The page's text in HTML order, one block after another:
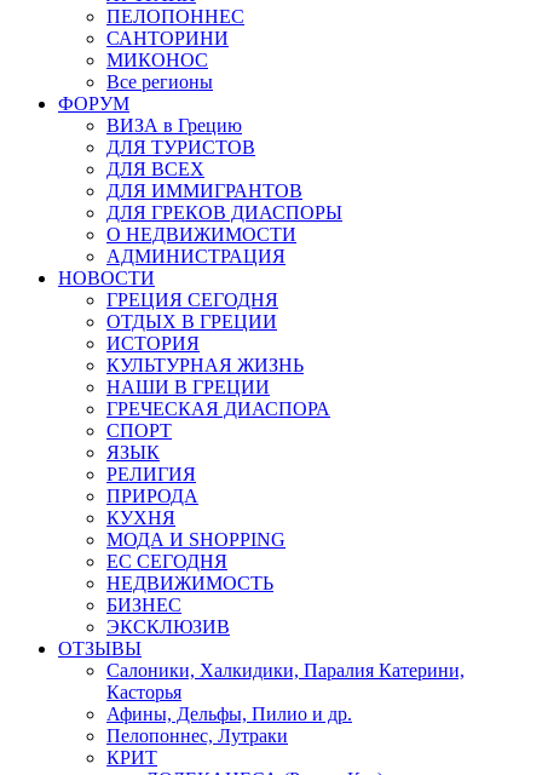
ПЕЛОПОННЕС
САНТОРИНИ
МИКОНОС
Все регионы
ФОРУМ
ВИЗА в Грецию
ДЛЯ ТУРИСТОВ
ДЛЯ ВСЕХ
ДЛЯ ИММИГРАНТОВ
ДЛЯ ГРЕКОВ ДИАСПОРЫ
О НЕДВИЖИМОСТИ
АДМИНИСТРАЦИЯ
НОВОСТИ
ГРЕЦИЯ СЕГОДНЯ
ОТДЫХ В ГРЕЦИИ
ИСТОРИЯ
КУЛЬТУРНАЯ ЖИЗНЬ
НАШИ В ГРЕЦИИ
ГРЕЧЕСКАЯ ДИАСПОРА
СПОРТ
ЯЗЫК
РЕЛИГИЯ
ПРИРОДА
КУХНЯ
МОДА И SHOPPING
ЕС СЕГОДНЯ
НЕДВИЖИМОСТЬ
БИЗНЕС
ЭКСКЛЮЗИВ
ОТЗЫВЫ
Салоники, Халкидики, Паралия Катерини,
Касторья
Афины, Дельфы, Пилио и др.
Пелопоннес, Лутраки
КРИТ